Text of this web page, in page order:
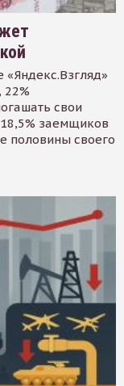
22%
свои
заемщиков
половины своего